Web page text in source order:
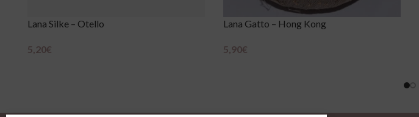
Lana Silke – Otello
5,20€
Lana Gatto – Hong Kong
5,90€